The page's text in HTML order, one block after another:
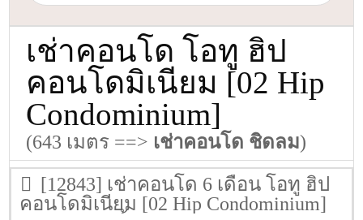
เช่าคอนโด โอทู ฮิป
คอนโดมิเนียม [02 Hip
Condominium]
(643 เมตร ==> เช่าคอนโด ชิดลม)
[12843] เช่าคอนโด 6 เดือน โอทู ฮิป
คอนโดมิเนียม [02 Hip Condominium]